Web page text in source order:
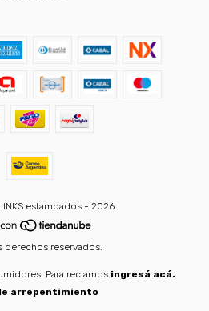
estampados - 2026
derechos reservados.
Para reclamos ingresá acá.
arrepentimiento